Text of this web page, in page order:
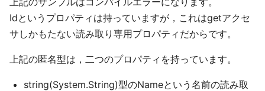
Idというプロパティは持っていますが，これはgetアクセ
サしかもたない読み取り専用プロパティだからです。
上記の匿名型は，二つのプロパティを持っています。
string(System.String)型のNameという名前の読み取